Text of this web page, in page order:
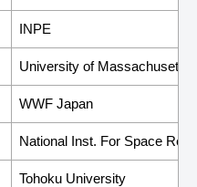
INPE
University of Massachusetts
WWF Japan
National Inst. For Space
Tohoku University